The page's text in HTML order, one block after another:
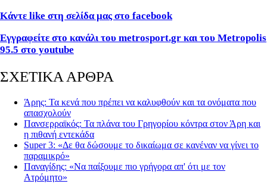
Κάντε like στη σελίδα μας στο facebook
Εγγραφείτε στο κανάλι του metrosport.gr και του Metropolis
95.5 στο youtube
ΣΧΕΤΙΚΑ ΑΡΘΡΑ
Άρης: Τα κενά που πρέπει να καλυφθούν και τα ονόματα που
απασχολούν
Πανσερραϊκός: Τα πλάνα του Γρηγορίου κόντρα στον Άρη και
η πιθανή εντεκάδα
Super 3: «Δε θα δώσουμε το δικαίωμα σε κανέναν να γίνει το
παραμικρό»
Παναγίδης: «Να παίξουμε πιο γρήγορα απ' ότι με τον
Ατρόμητο»